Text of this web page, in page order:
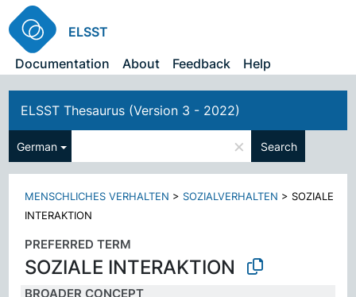
ELSST
Documentation
About Feedback Help
ELSST Thesaurus (Version 3 - 2022)
German × Search
MENSCHLICHES VERHALTEN > SOZIALVERHALTEN >SOZIALE
INTERAKTION
PREFERRED TERM
SOZIALE INTERAKTION
BROADER CONCEPT